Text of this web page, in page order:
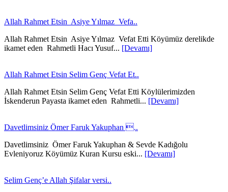
Allah Rahmet Etsin Asiye Yılmaz Vefa..
Allah Rahmet Etsin Asiye Yılmaz Vefat Etti Köyümüz derelikde
ikamet eden Rahmetli Hacı Yusuf... [Devamı]
Allah Rahmet Etsin Selim Genç Vefat Et..
Allah Rahmet Etsin Selim Genç Vefat Etti Köylülerimizden
İskenderun Payasta ikamet eden Rahmetli... [Devamı]
Davetlimsiniz Ömer Faruk Yakuphan ..
Davetlimsiniz Ömer Faruk Yakuphan & Sevde Kadığolu
Evleniyoruz Köyümüz Kuran Kursu eski... [Devamı]
Selim Genç’e Allah Şifalar versi..